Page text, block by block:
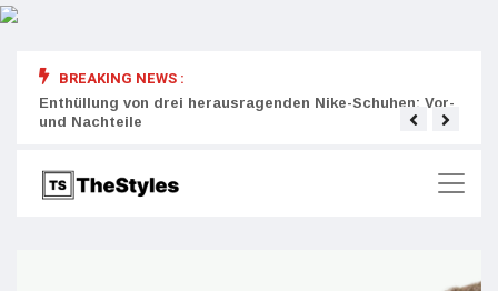
BREAKING NEWS :
Enthüllung von drei herausragenden Nike-Schuhen: Vor-
und Nachteile